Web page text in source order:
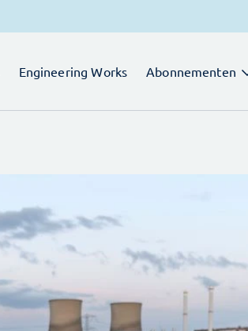
Engineering Works Abonnementen